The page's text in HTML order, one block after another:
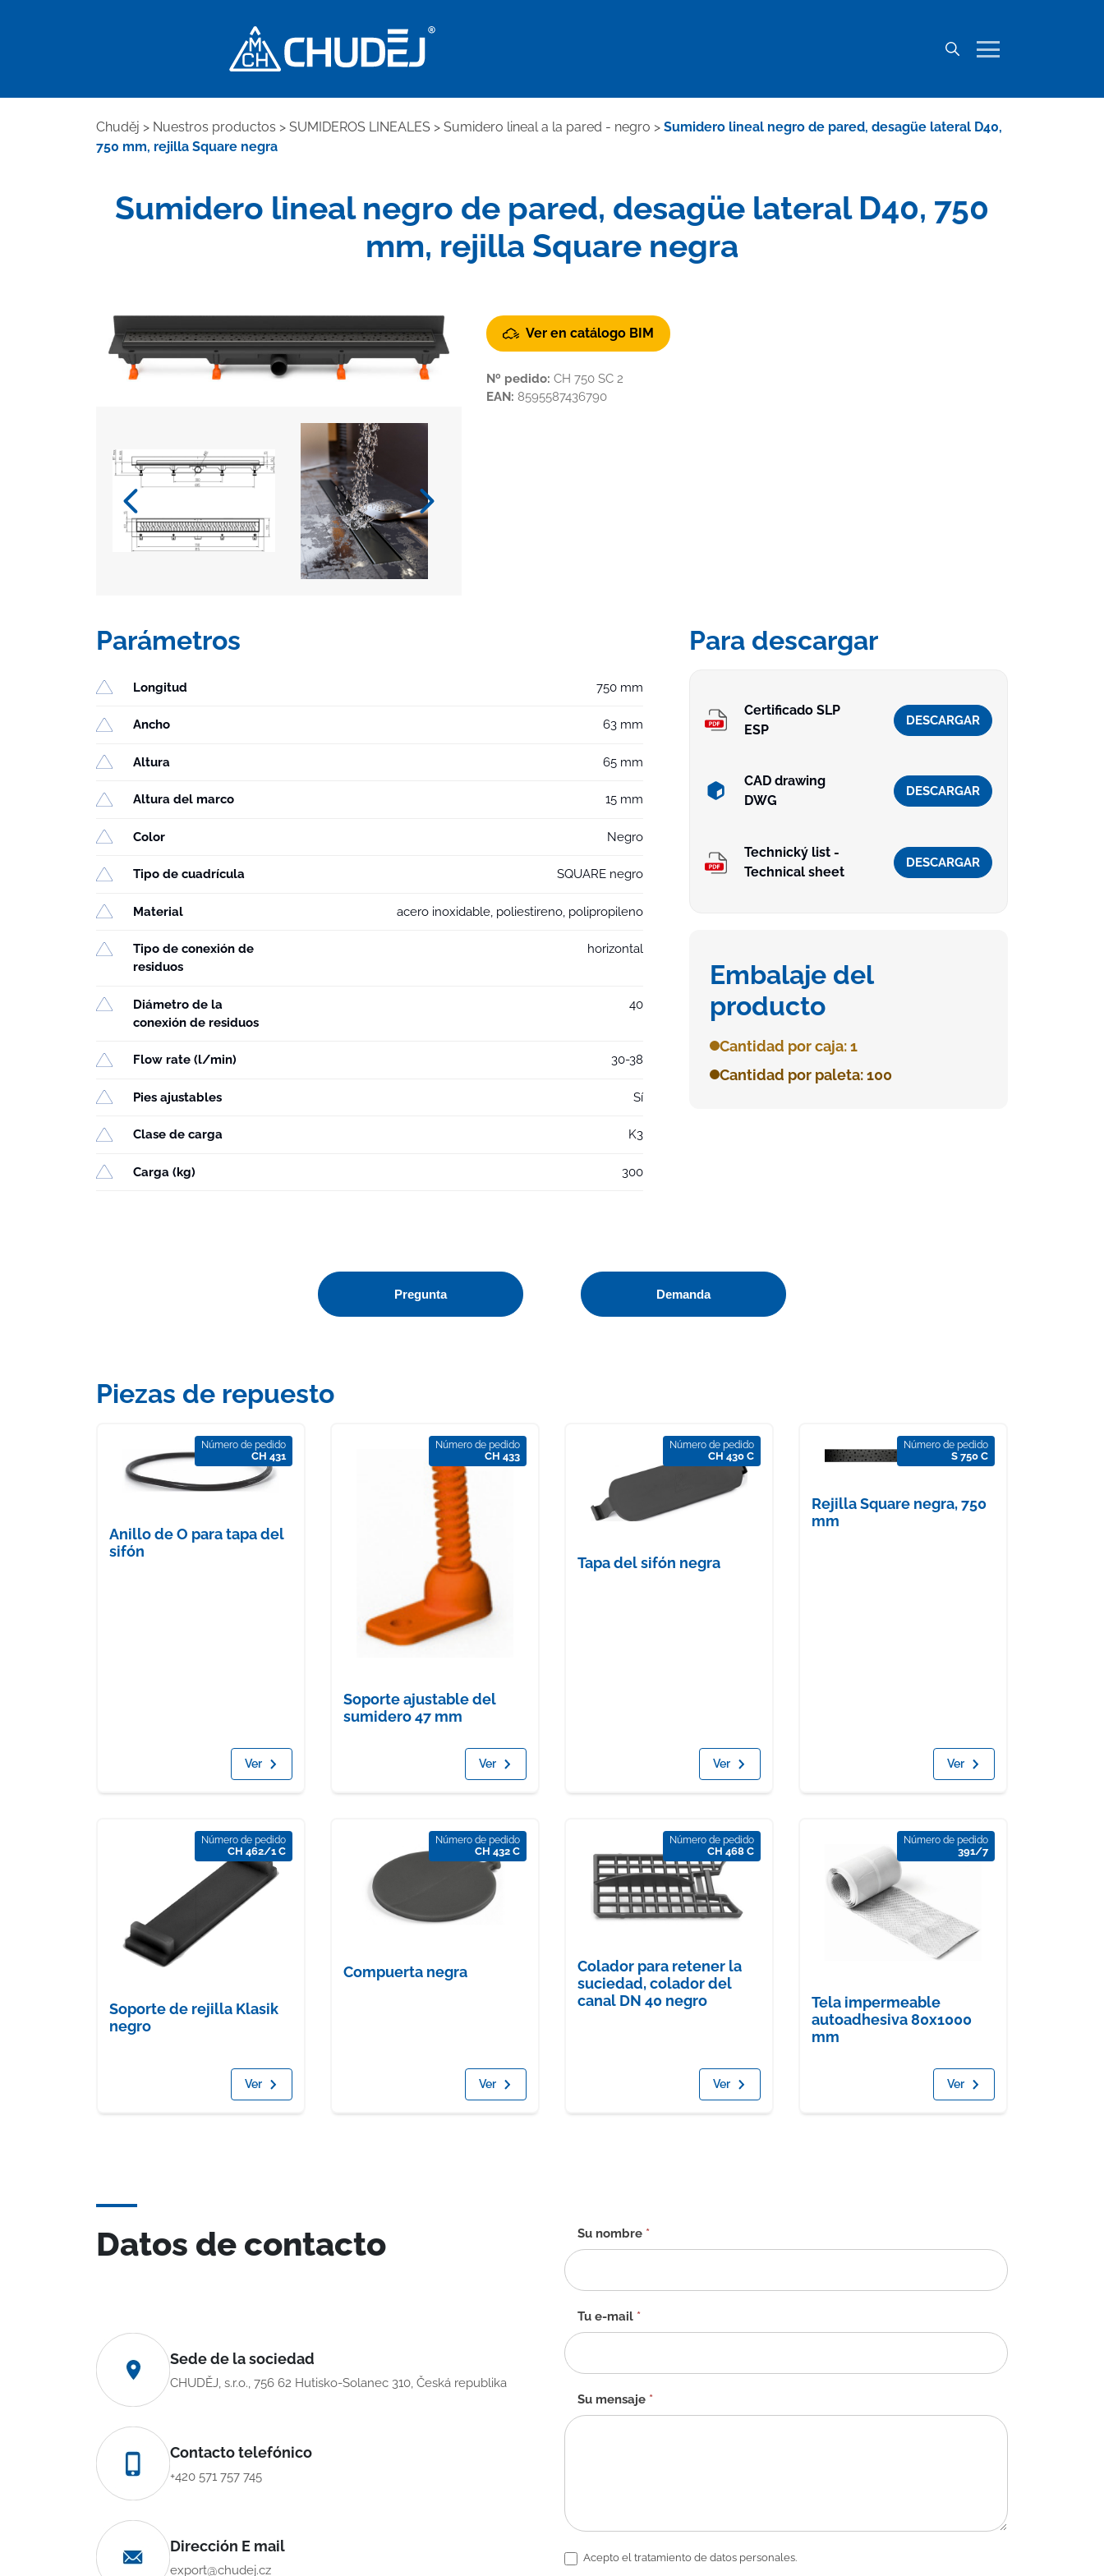
Chuděj > Nuestros productos > SUMIDEROS LINEALES > Sumidero lineal a la pared - negro > Sumidero lineal negro de pared, desagüe lateral D40,
750 mm, rejilla Square negra
Sumidero lineal negro de pared, desagüe lateral D40, 750
mm, rejilla Square negra
Ver en catálogo BIM
Nº pedido: CH 750 SC 2
EAN: 8595587436790
Parámetros
Longitud 750 mm
Ancho 63 mm
Altura 65 mm
Altura del marco 15 mm
Color Negro
Tipo de cuadrícula SQUARE negro
Material acero inoxidable, poliestireno, polipropileno
Tipo de conexión de
residuos
horizontal
Diámetro de la
conexión de residuos
40
Flow rate (l/min) 30-38
Pies ajustables Sí
Clase de carga K3
Carga (kg) 300
Para descargar
Certificado SLP
ESP
DESCARGAR
CAD drawing
DWG
DESCARGAR
Technický list -
Technical sheet
DESCARGAR
Embalaje del
producto
Cantidad por caja: 1
Cantidad por paleta: 100
Pregunta Demanda
Piezas de repuesto
Número de pedido
CH 431
Anillo de O para tapa del
sifón
Ver
Número de pedido
CH 433
Soporte ajustable del
sumidero 47 mm
Ver
Número de pedido
CH 430 C
Tapa del sifón negra
Ver
Número de pedido
S 750 C
Rejilla Square negra, 750
mm
Ver
Número de pedido
CH 462/1 C
Soporte de rejilla Klasik
negro
Ver
Número de pedido
CH 432 C
Compuerta negra
Ver
Número de pedido
CH 468 C
Colador para retener la
suciedad, colador del
canal DN 40 negro
Ver
Número de pedido
391/7
Tela impermeable
autoadhesiva 80x1000
mm
Ver
Datos de contacto
Sede de la sociedad
CHUDĚJ, s.r.o., 756 62 Hutisko-Solanec 310, Česká republika
Contacto telefónico
+420 571 757 745
Dirección E mail
export@chudej.cz
Formulario
de
contacto
-
Su nombre *
Tu e-mail *
Su mensaje *
Acepto el tratamiento de datos personales.